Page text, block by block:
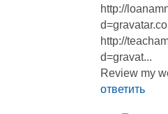
http://
http://
d=gravat...
Review my
ответить